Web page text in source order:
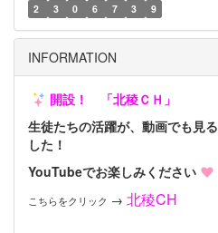
2 3 0 6 7 3 9
INFORMATION
開設！ 「北稜ＣＨ」
生徒たちの活躍が、動画でも見る
した！
YouTubeでお楽しみください
こちらをクリック → 北稜CH